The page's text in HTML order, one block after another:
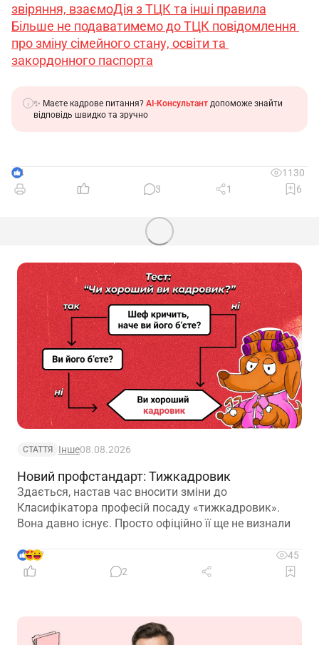
звіряння, взаємоДія з ТЦК та інші правила
Більше не подаватимемо до ТЦК повідомлення
про зміну сімейного стану, освіти та
закордонного паспорта
✨ Маєте кадрове питання? AI-Консультант допоможе знайти
відповідь швидко та зручно
4
1130
3
1 6
СТАТТЯ Інше08.08.2026
Новий профстандарт: Тижкадровик
Здається, настав час вносити зміни до
Класифікатора професій посаду «тижкадровик».
Вона давно існує. Просто офіційно її ще не визнали
7
45
2